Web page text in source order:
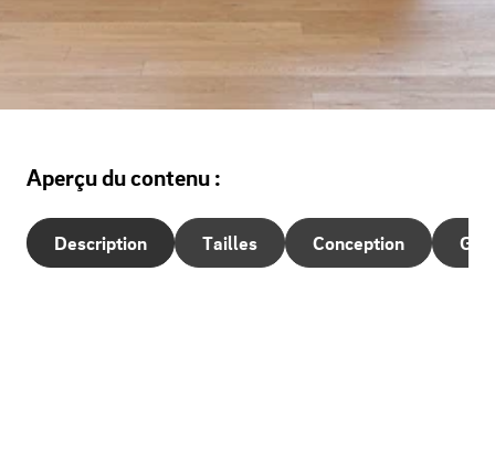
Aperçu du contenu :
Description Tailles Conception